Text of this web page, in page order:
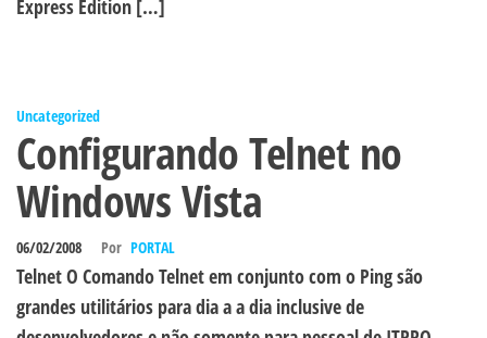
Express Edition […]
Uncategorized
Configurando Telnet no
Windows Vista
06/02/2008 Por PORTAL
Telnet O Comando Telnet em conjunto com o Ping são
grandes utilitários para dia a a dia inclusive de